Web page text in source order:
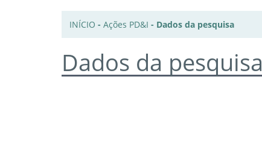
INÍCIO - Ações PD&I - Dados da pesquisa
Dados da pesquisa